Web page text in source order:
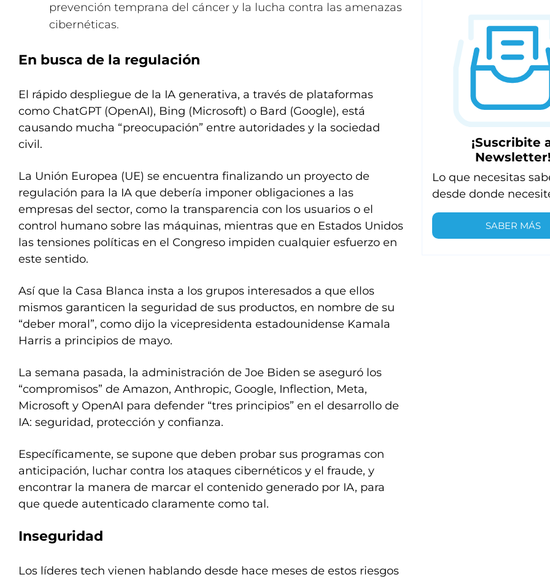
prevención temprana del cáncer y la lucha contra las amenazas
cibernéticas.
En busca de la regulación
El rápido despliegue de la IA generativa, a través de plataformas
como ChatGPT (OpenAI), Bing (Microsoft) o Bard (Google), está
causando mucha “preocupación” entre autoridades y la sociedad
civil.
La Unión Europea (UE) se encuentra finalizando un proyecto de
regulación para la IA que debería imponer obligaciones a las
empresas del sector, como la transparencia con los usuarios o el
control humano sobre las máquinas, mientras que en Estados Unidos
las tensiones políticas en el Congreso impiden cualquier esfuerzo en
este sentido.
Así que la Casa Blanca insta a los grupos interesados a que ellos
mismos garanticen la seguridad de sus productos, en nombre de su
“deber moral”, como dijo la vicepresidenta estadounidense Kamala
Harris a principios de mayo.
La semana pasada, la administración de Joe Biden se aseguró los
“compromisos” de Amazon, Anthropic, Google, Inflection, Meta,
Microsoft y OpenAI para defender “tres principios” en el desarrollo de
IA: seguridad, protección y confianza.
Específicamente, se supone que deben probar sus programas con
anticipación, luchar contra los ataques cibernéticos y el fraude, y
encontrar la manera de marcar el contenido generado por IA, para
que quede autenticado claramente como tal.
Inseguridad
Los líderes tech vienen hablando desde hace meses de estos riesgos
¡Suscribite
Newsletter!
Lo que necesitas
desde donde
SABER MÁS